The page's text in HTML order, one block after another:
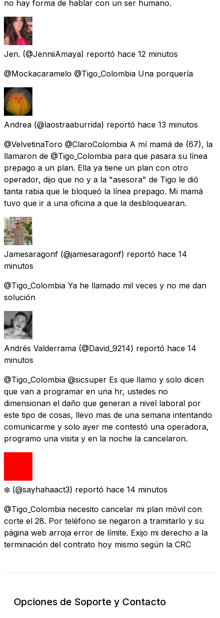
no hay forma de hablar con un ser humano.
Jen. (@JenniiAmaya) reportó hace 12 minutos
@Mockacaramelo @Tigo_Colombia Una porquería
Andrea (@laostraaburrida) reportó hace 13 minutos
@VelvetinaToro @ClaroColombia A mí mamá de (67), la
llamaron de @Tigo_Colombia para que pasara su línea
prepago a un plan. Ella ya tiene un plan con otro
operador, dijo que no y a la "asesora" de Tigo le dió
tanta rabia que le bloqueó la línea prepago. Mi mamá
tuvo que ir a una oficina a que la desbloquearan.
Jamesaragonf (@jamesaragonf) reportó hace 14
minutos
@Tigo_Colombia Ya he llamado mil veces y no me dan
solución
Andrés Valderrama (@David_9214) reportó hace 14
minutos
@Tigo_Colombia @sicsuper Es que llamo y solo dicen
que van a programar en una hr, ustedes no
dimensionan el daño que generan a nivel laboral por
este tipo de cosas, llevo mas de una semana intentando
comunicarme y solo ayer me contestó una operadora,
programo una visita y en la noche la cancelaron.
❄️ (@sayhahaact3) reportó hace 14 minutos
@Tigo_Colombia necesito cancelar mi plan móvil con
corte el 28. Por teléfono se negaron a tramitarlo y su
página web arroja error de límite. Exijo mi derecho a la
terminación del contrato hoy mismo según la CRC
Opciones de Soporte y Contacto